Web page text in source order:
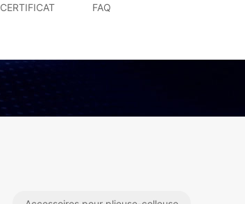
CERTIFICAT FAQ